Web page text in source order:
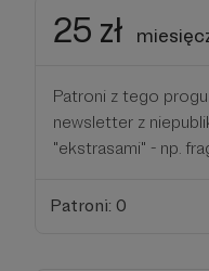
25 zł
Patroni z tego
newsletter z
"ekstrasami" - np.
Patroni: 0